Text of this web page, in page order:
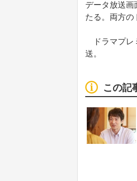
データ放送画
たる。両方の
ドラマプレ
送。
この記